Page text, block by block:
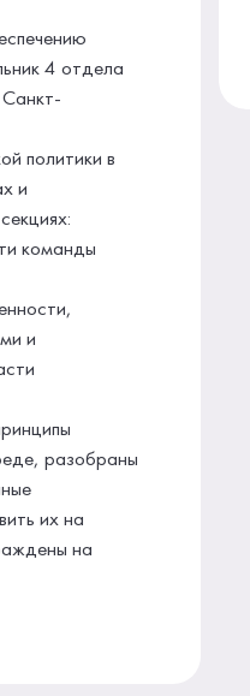
4 отдела
Санкт-
политики в
и
команды
и
разобраны
их на
на